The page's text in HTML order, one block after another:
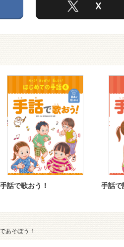
手話で歌おう！ 手話で
あそぼう！